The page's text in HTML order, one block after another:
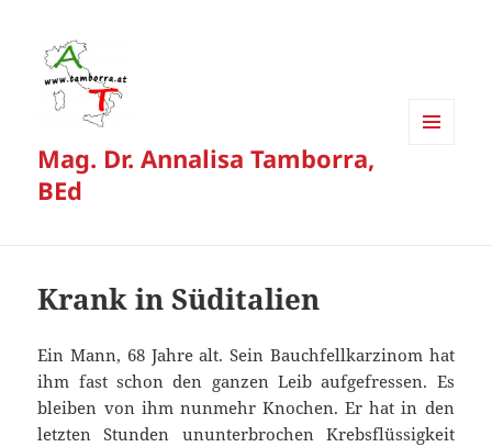
Mag. Dr. Annalisa Tamborra,
BEd
Krank in Süditalien
Ein Mann, 68 Jahre alt. Sein Bauchfellkarzinom hat
ihm fast schon den ganzen Leib aufgefressen. Es
bleiben von ihm nunmehr Knochen. Er hat in den
letzten Stunden ununterbrochen Krebsflüssigkeit